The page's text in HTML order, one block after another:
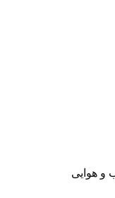
و هوایی